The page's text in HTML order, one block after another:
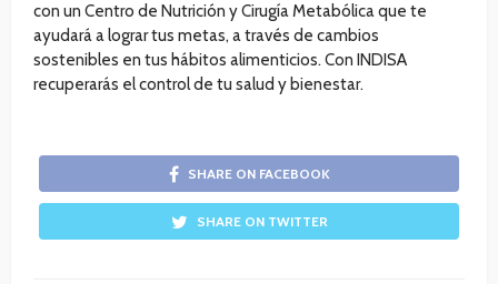
con un Centro de Nutrición y Cirugía Metabólica que te
ayudará a lograr tus metas, a través de cambios
sostenibles en tus hábitos alimenticios. Con INDISA
recuperarás el control de tu salud y bienestar.
SHARE ON FACEBOOK
SHARE ON TWITTER